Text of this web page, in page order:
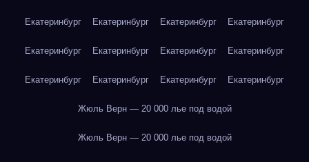
Екатеринбург Екатеринбург Екатеринбург Екатеринбург
Екатеринбург Екатеринбург Екатеринбург Екатеринбург
Екатеринбург Екатеринбург Екатеринбург Екатеринбург
Жюль Верн — 20 000 лье под водой
Жюль Верн — 20 000 лье под водой